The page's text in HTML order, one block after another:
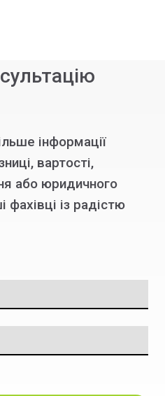
інформації
вартості,
або юридичного
із радістю